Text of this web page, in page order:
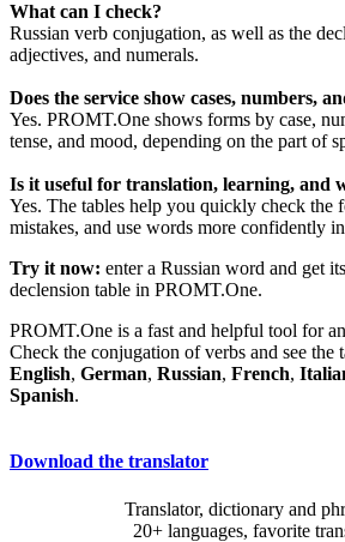
What can I check?
Russian verb conjugation, as well as the
adjectives, and numerals.
Does the service show cases, numbers,
Yes. PROMT.One shows forms by case,
tense, and mood, depending on the part of
Is it useful for translation, learning, and
Yes. The tables help you quickly check the
mistakes, and use words more confidently
Try it now: enter a Russian word and get
declension table in PROMT.One.
PROMT.One is a fast and helpful tool for
Check the conjugation of verbs and see the
English, German, Russian, French,
Spanish.
Download the translator
Translator, dictionary and
20+ languages, favorite